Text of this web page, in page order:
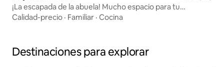
¡La escapada de la abuela! Mucho espacio para tu
remolque
Calidad-precio · Familiar · Cocina
Destinaciones para explorar